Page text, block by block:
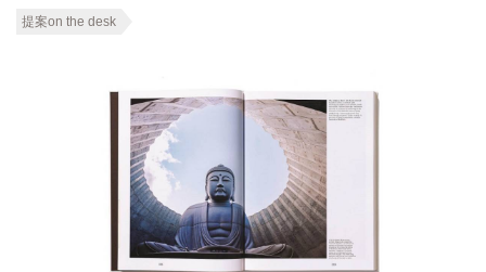
提案on the desk